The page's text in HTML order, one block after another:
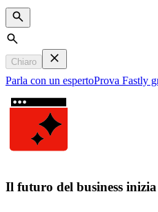
Search
Chiaro
Parla con un espertoProva Fastly
Il futuro del business